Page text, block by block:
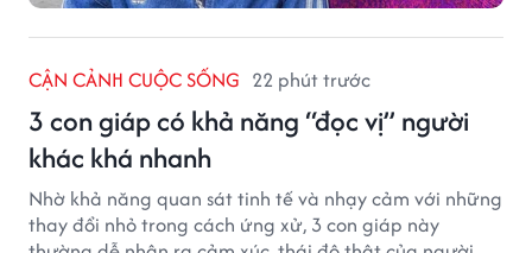
CẬN CẢNH CUỘC SỐNG 22 phút trước
3 con giáp có khả năng “đọc vị” người
khác khá nhanh
Nhờ khả năng quan sát tinh tế và nhạy cảm với những
thay đổi nhỏ trong cách ứng xử, 3 con giáp này